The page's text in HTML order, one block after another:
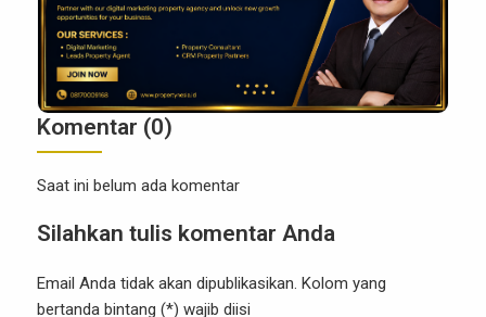
Komentar (0)
Saat ini belum ada komentar
Silahkan tulis komentar Anda
Email Anda tidak akan dipublikasikan. Kolom yang
bertanda bintang (*) wajib diisi